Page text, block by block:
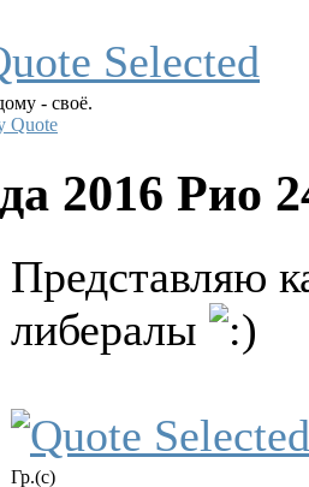
- своё.
Quote
2016 Рио
Представляю
либералы
Гр.(с)